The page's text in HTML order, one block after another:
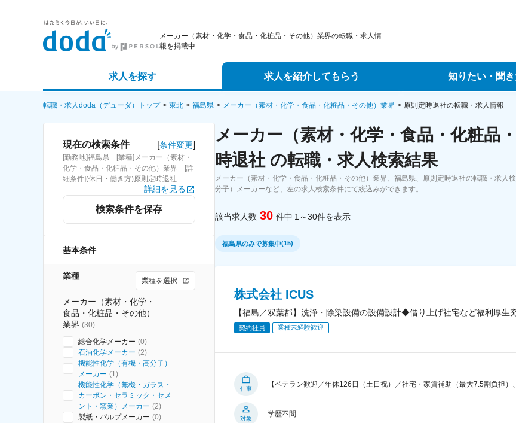
メーカー（素材・化学・食品・化粧品・その他）業界の転職・求人情
報を掲載中
求人を探す
詳細条件から探す
求人特集から探す
求人を紹介してもらう
エージェントサービス
スカウトサービス
パートナーエージェントサービス
知りたい・聞
転職ノウハウ
データで見る転職
コラム・インタビュー
転職Q&A
転職・求人doda（デューダ）トップ 東北 福島県 メーカー（素材・化学・食品・化粧品・その他）業界 原則定時退社の転職・求人情報
現在の検索条件 [条件変更]
[勤務地]福島県 [業種]メーカー（素材・
化学・食品・化粧品・その他）業界 [詳
細条件](休日・働き方)原則定時退社
詳細を見る
検索条件を保存
基本条件
業種 業種を選択
メーカー（素材・化学・
食品・化粧品・その他）
業界 (30)
総合化学メーカー (0)
石油化学メーカー (2)
機能性化学（有機・高分子）
メーカー (1)
機能性化学（無機・ガラス・
カーボン・セラミック・セメ
ント・窯業）メーカー (2)
製紙・パルプメーカー (0)
メーカー（素材・化学・食品・化粧品
時退社 の転職・求人検索結果
メーカー（素材・化学・食品・化粧品・その他）業界、福島県、原則定時退社の転職・求
分子）メーカーなど、左の求人検索条件にて絞込みができます。
該当求人数 30 件中 1～30件を表示
福島県のみで募集中(15)
株式会社 ICUS
【福島／双葉郡】洗浄・除染設備の設備設計◆借り上げ社宅など福利厚生
契約社員 業種未経験歓迎
仕事
【ベテラン歓迎／年休126日（土日祝）／社宅・家賃補助（最大7.5割負担
対象
学歴不問